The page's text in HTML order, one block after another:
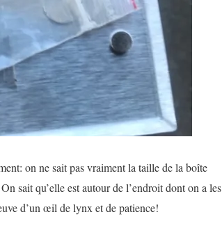
on ne sait pas vraiment la taille de la boîte
sait qu’elle est autour de l’endroit dont on a les
d’un œil de lynx et de patience!